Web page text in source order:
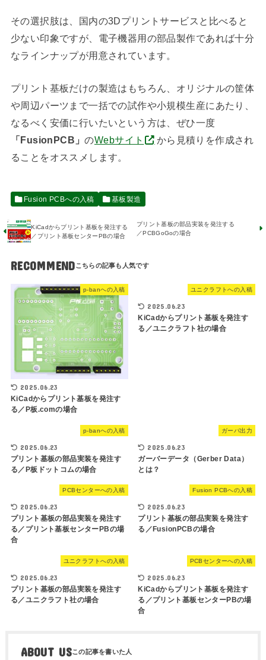
その選択肢は、国内の3Dプリントサービスと比べると
少ない印象ですが、電子機器用の部品製作であれば十分
なラインナップが用意されています。
プリント基板だけの製造はもちろん、オリジナルの筐体
や周辺パーツまで一括での試作や小規模生産にあたり、
なるべく安価に行いたいという方は、ぜひ一度
「FusionPCB」のWebサイト
から見積りを作成され
ることをオススメします。
Fusion PCBへの入稿 基板製造
KiCadからプリント基板を発注する
／プリント基板センターPBの場合
プリント基板の部品実装を発注する
／PCBGoGoの場合
RECOMMEND
p-banへの入稿
2025.06.23
KiCadからプリント基板を発注す
る／P板.comの場合
ユニクラフトへの入稿
2025.06.23
KiCadからプリント基板を発注す
る／ユニクラフト社の場合
p-banへの入稿
2025.06.23
プリント基板の部品実装を発注す
る／P板ドットコムの場合
ガーバ出力
2025.06.23
ガーバーデータ（Gerber Data）
とは？
PCBセンターへの入稿
2025.06.23
プリント基板の部品実装を発注す
る／プリント基板センターPBの場
合
Fusion PCBへの入稿
2025.06.23
プリント基板の部品実装を発注す
る／FusionPCBの場合
ユニクラフトへの入稿
2025.06.23
プリント基板の部品実装を発注す
る／ユニクラフト社の場合
PCBセンターへの入稿
2025.06.23
KiCadからプリント基板を発注す
る／プリント基板センターPBの場
合
ABOUT US